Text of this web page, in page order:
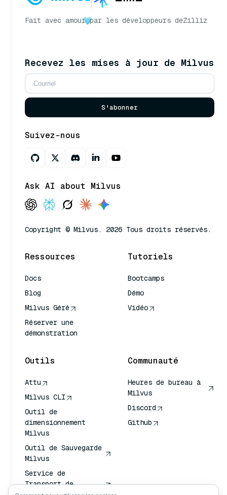
Fait avec amour par les développeurs deZilliz
Recevez les mises à jour de Milvus
S'abonner
Suivez-nous
Ask AI about Milvus
Copyright © Milvus. 2026 Tous droits réservés.
Ressources
Docs
Blog
Milvus Géré
Réserver une
démonstration
Tutoriels
Bootcamps
Démo
Vidéo
Outils
Attu
Milvus CLI
Outil de
dimensionnement
Milvus
Outil de Sauvegarde
Milvus
Service de
Transport de
Communauté
Heures de bureau à
Milvus
Discord
Github